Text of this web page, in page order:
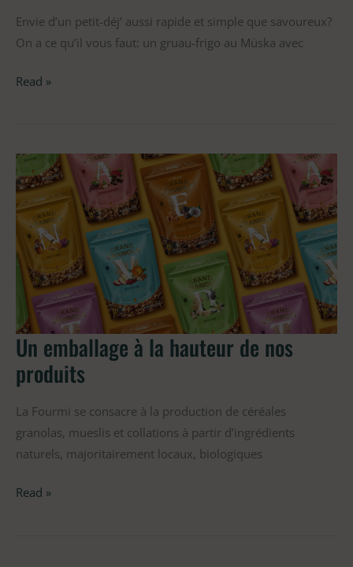
Envie d’un petit-déj’ aussi rapide et simple que savoureux?
On a ce qu’il vous faut: un gruau-frigo au Müska avec
Read »
Un emballage à la hauteur de nos
produits
La Fourmi se consacre à la production de céréales
granolas, mueslis et collations à partir d’ingrédients
naturels, majoritairement locaux, biologiques
Un
emballage
à
la
hauteur
de
nos
produits
Read »